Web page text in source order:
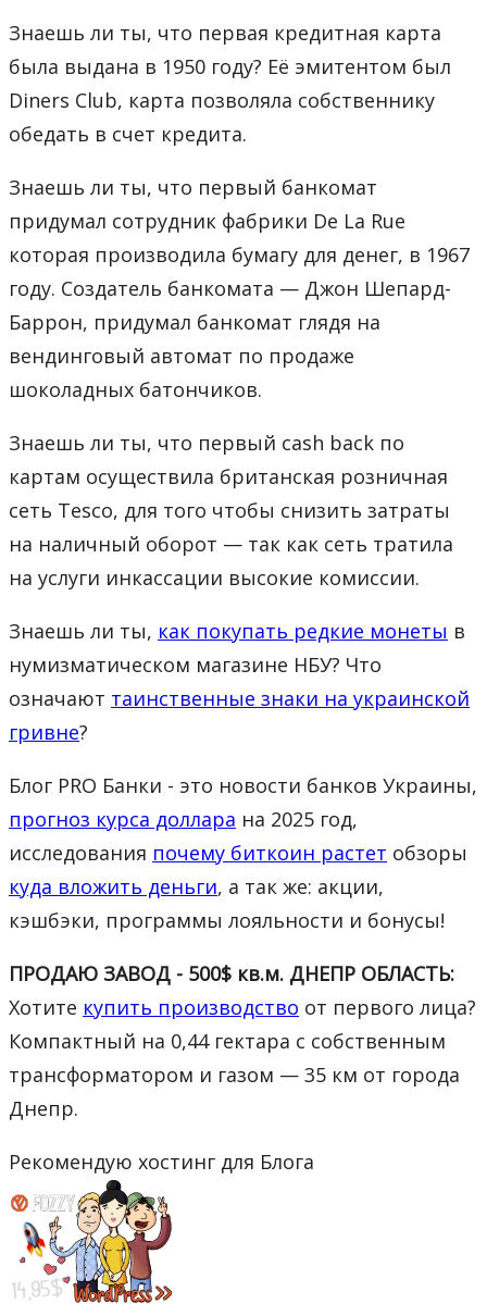
Знаешь ли ты, что первая кредитная карта
была выдана в 1950 году? Её эмитентом был
Diners Club, карта позволяла собственнику
обедать в счет кредита.
Знаешь ли ты, что первый банкомат
придумал сотрудник фабрики De La Rue
которая производила бумагу для денег, в 1967
году. Создатель банкомата — Джон Шепард-
Баррон, придумал банкомат глядя на
вендинговый автомат по продаже
шоколадных батончиков.
Знаешь ли ты, что первый cash back по
картам осуществила британская розничная
сеть Tesco, для того чтобы снизить затраты
на наличный оборот — так как сеть тратила
на услуги инкассации высокие комиссии.
Знаешь ли ты, как покупать редкие монеты в
нумизматическом магазине НБУ? Что
означают таинственные знаки на украинской
гривне?
Блог PRO Банки - это новости банков Украины,
прогноз курса доллара на 2025 год,
исследования почему биткоин растет обзоры
куда вложить деньги, а так же: акции,
кэшбэки, программы лояльности и бонусы!
ПРОДАЮ ЗАВОД - 500$ кв.м. ДНЕПР ОБЛАСТЬ:
Хотите купить производство от первого лица?
Компактный на 0,44 гектара с собственным
трансформатором и газом — 35 км от города
Днепр.
Рекомендую хостинг для Блога